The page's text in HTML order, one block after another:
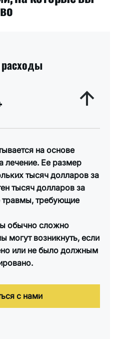
на основе
лечение. Ее размер
тысяч долларов за
тысяч долларов за
травмы, требующие
обычно сложно
могут возникнуть, если
или не было должным
с нами